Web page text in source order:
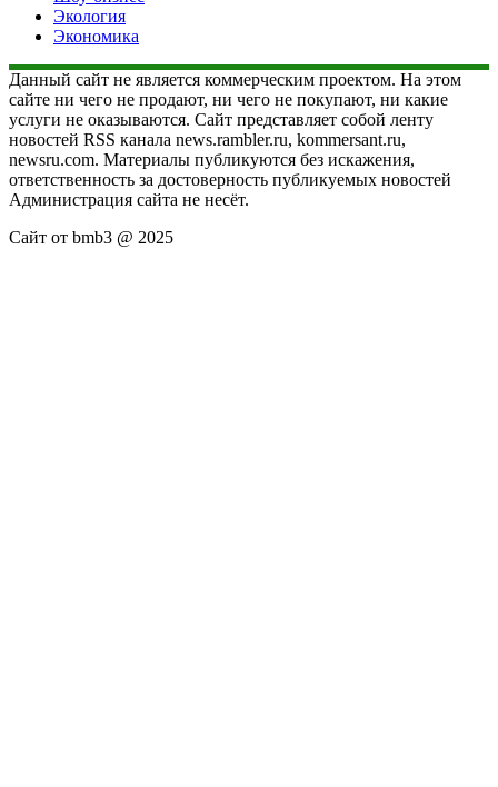
Экология
Экономика
Данный сайт не является коммерческим проектом. На этом
сайте ни чего не продают, ни чего не покупают, ни какие
услуги не оказываются. Сайт представляет собой ленту
новостей RSS канала news.rambler.ru, kommersant.ru,
newsru.com. Материалы публикуются без искажения,
ответственность за достоверность публикуемых новостей
Администрация сайта не несёт.
Сайт от bmb3 @ 2025